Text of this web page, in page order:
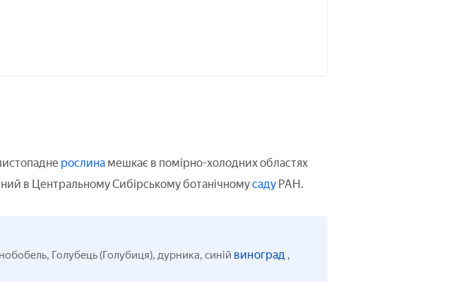
рослина мешкає в помірно-холодних областях
в Центральному Сибірському ботанічномусаду РАН.
Голубець (Голубиця), дурника, синій виноград ,